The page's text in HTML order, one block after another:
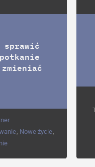
sprawić
zmieniać
Nowe życie